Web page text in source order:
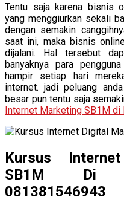
Tentu saja karena bisnis
yang menggiurkan sekali
dengan semakin
saat ini, maka bisnis
dijalani. Hal tersebut
banyaknya para
hampir setiap hari
internet. jadi peluang
besar pun tentu saja
Internet Marketing SB1M di
Kursus
SB1M Di
081381546943